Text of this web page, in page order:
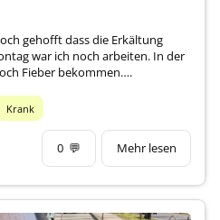
gehofft dass die Erkältung
war ich noch arbeiten. In der
Fieber bekommen….
Krank
0 💬 Mehr lesen